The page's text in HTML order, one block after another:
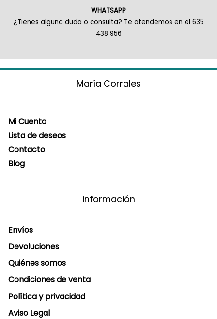
WHATSAPP
¿Tienes alguna duda o consulta? Te atendemos en el 635
438 956
María Corrales
Mi Cuenta
Lista de deseos
Contacto
Blog
información
Envíos
Devoluciones
Quiénes somos
Condiciones de venta
Política y privacidad
Aviso Legal